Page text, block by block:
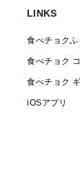
LINKS
食べチョク
食べチョク
食べチョク
iOSアプリ